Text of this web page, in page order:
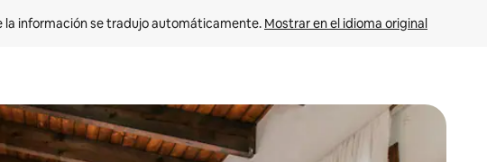
la información se tradujo automáticamente. Mostrar en el idioma original